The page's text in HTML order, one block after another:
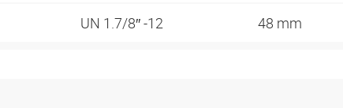
UN 1.7/8″ -12 48 mm